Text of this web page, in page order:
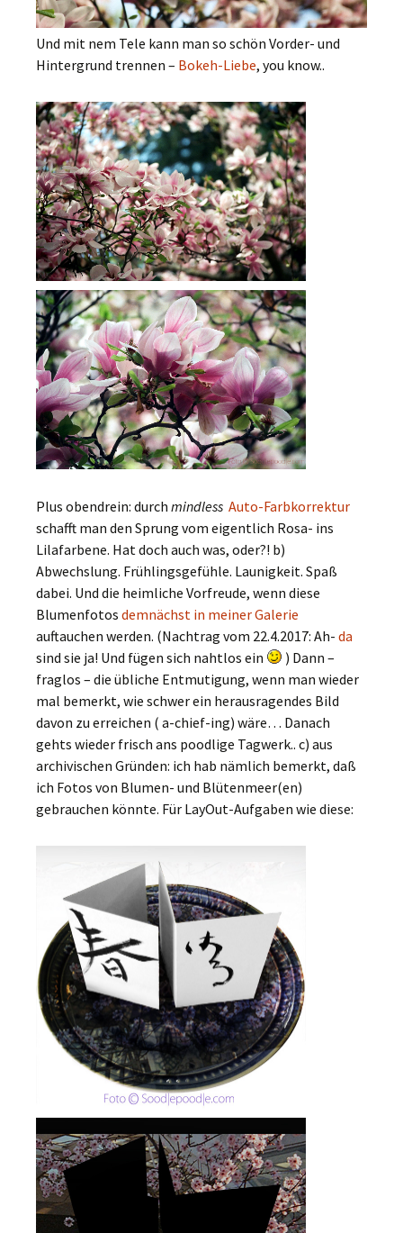
Und mit nem Tele kann man so schön Vorder- und
Hintergrund trennen – Bokeh-Liebe, you know..
Plus obendrein: durch mindless Auto-Farbkorrektur
schafft man den Sprung vom eigentlich Rosa- ins
Lilafarbene. Hat doch auch was, oder?! b)
Abwechslung. Frühlingsgefühle. Launigkeit. Spaß
dabei. Und die heimliche Vorfreude, wenn diese
Blumenfotos demnächst in meiner Galerie
auftauchen werden. (Nachtrag vom 22.4.2017: Ah- da
sind sie ja! Und fügen sich nahtlos ein
) Dann –
fraglos – die übliche Entmutigung, wenn man wieder
mal bemerkt, wie schwer ein herausragendes Bild
davon zu erreichen ( a-chief-ing) wäre… Danach
gehts wieder frisch ans poodlige Tagwerk.. c) aus
archivischen Gründen: ich hab nämlich bemerkt, daß
ich Fotos von Blumen- und Blütenmeer(en)
gebrauchen könnte. Für LayOut-Aufgaben wie diese: